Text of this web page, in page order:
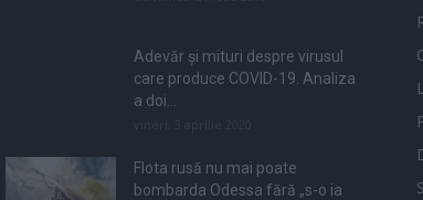
Adevăr și mituri despre virusul
care produce COVID-19. Analiza
a doi...
Flota rusă nu mai poate
bombarda Odessa fără „s-o ia